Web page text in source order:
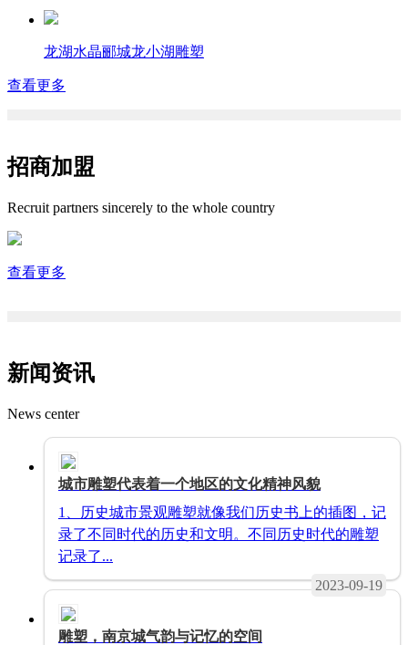
龙湖水晶郦城龙小湖雕塑
查看更多
招商加盟
Recruit partners sincerely to the whole country
查看更多
新闻资讯
News center
城市雕塑代表着一个地区的文化精神风貌
1、历史城市景观雕塑就像我们历史书上的插图，记
录了不同时代的历史和文明。不同历史时代的雕塑
记录了...
2023-09-19
雕塑，南京城气韵与记忆的空间